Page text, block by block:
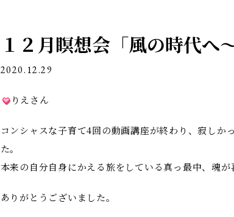
１２月瞑想会「風の時代へ～
2020.12.29
りえさん
コンシャスな子育て4回の動画講座が終わり、寂しか
た。
本来の自分自身にかえる旅をしている真っ最中、魂
ありがとうございました。